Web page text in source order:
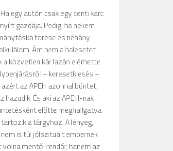
egy autón csak egy centi karc
gazdája. Pedig, ha nekem
törése és néhány
Ám nem a balesetet
a közvetlen kár lazán elérhette
– keresetkiesés –
az APEH azonnal büntet,
hazudik. És aki az APEH-nak
előtte meghallgatva
a tárgyhoz. A lényeg,
is túl jólszituált embernek
mentő-rendőr, hanem az